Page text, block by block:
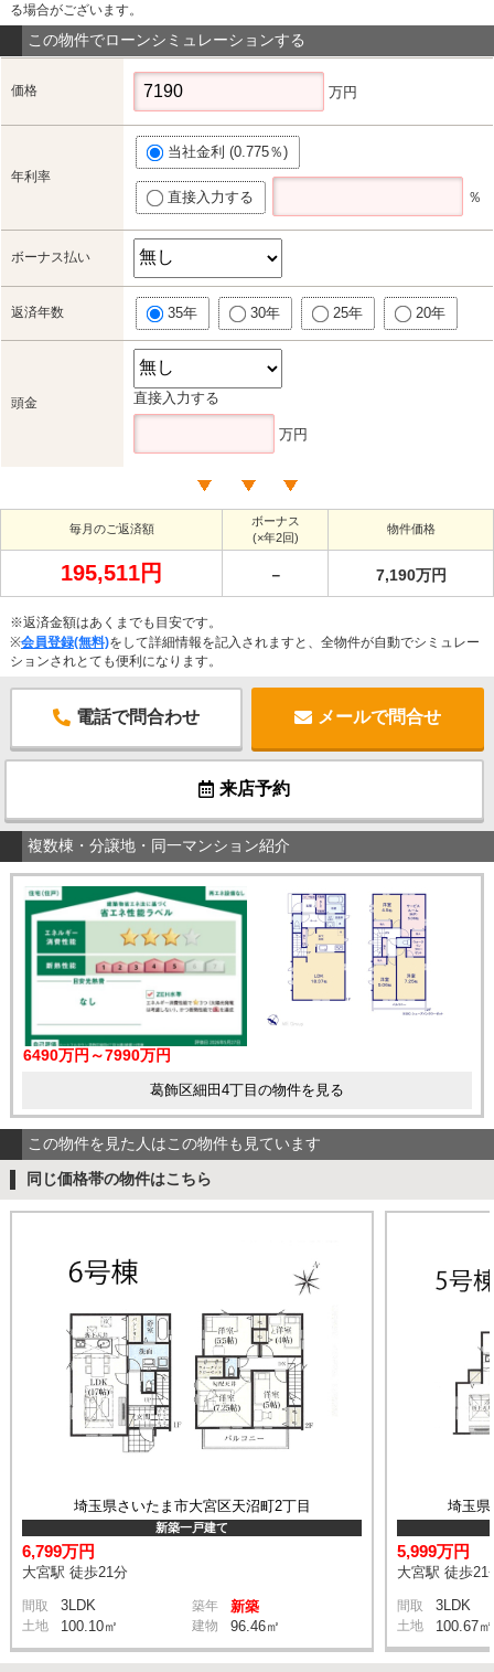
る場合がございます。
この物件でローンシミュレーションする
価格 万円
年利率
当社金利 (0.775％)
直接入力する ％
ボーナス払い
返済年数 35年 30年 25年 20年
頭金 直接入力する
万円
毎月のご返済額
ボーナス
(×年2回)
物件価格
195,511円 － 7,190万円
※返済金額はあくまでも目安です。
※会員登録(無料)をして詳細情報を記入されますと、全物件が自動でシミュレー
ションされとても便利になります。
電話で問合わせ メールで問合せ
来店予約
複数棟・分譲地・同一マンション紹介
6490万円～7990万円
葛飾区細田4丁目の物件を見る
この物件を見た人はこの物件も見ています
同じ価格帯の物件はこちら
埼玉県さいたま市大宮区天沼町2丁目
新築一戸建て
6,799万円
大宮駅 徒歩21分
間取 3LDK 築年 新築
土地 100.10㎡ 建物 96.46㎡
埼玉県
5,999万円
大宮駅 徒歩21
間取 3LDK
土地 100.67㎡